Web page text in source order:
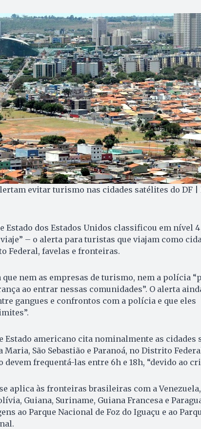
evitar turismo nas cidades satélites do DF |
Estado dos Estados Unidos classificou em nível
– o alerta para turistas que viajam como
Federal, favelas e fronteiras.
nem as empresas de turismo, nem a polícia
ao entrar nessas comunidades”. O alerta
gangues e confrontos com a polícia e que eles
Estado americano cita nominalmente as cidades
Maria, São Sebastião e Paranoá, no Distrito
devem frequentá-las entre 6h e 18h, “devido ao
aplica às fronteiras brasileiras com a Venezuela,
Guiana, Suriname, Guiana Francesa e
ao Parque Nacional de Foz do Iguaçu e ao